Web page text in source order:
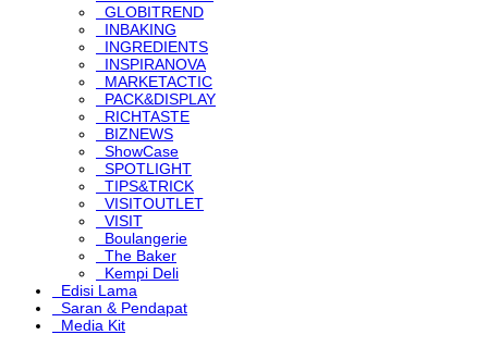
GLOBITREND
INBAKING
INGREDIENTS
INSPIRANOVA
MARKETACTIC
PACK&DISPLAY
RICHTASTE
BIZNEWS
ShowCase
SPOTLIGHT
TIPS&TRICK
VISITOUTLET
VISIT
Boulangerie
The Baker
Kempi Deli
Edisi Lama
Saran & Pendapat
Media Kit